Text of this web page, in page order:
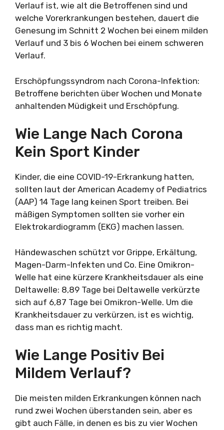
Verlauf ist, wie alt die Betroffenen sind und
welche Vorerkrankungen bestehen, dauert die
Genesung im Schnitt 2 Wochen bei einem milden
Verlauf und 3 bis 6 Wochen bei einem schweren
Verlauf.
Erschöpfungssyndrom nach Corona-Infektion:
Betroffene berichten über Wochen und Monate
anhaltenden Müdigkeit und Erschöpfung.
Wie Lange Nach Corona
Kein Sport Kinder
Kinder, die eine COVID-19-Erkrankung hatten,
sollten laut der American Academy of Pediatrics
(AAP) 14 Tage lang keinen Sport treiben. Bei
mäßigen Symptomen sollten sie vorher ein
Elektrokardiogramm (EKG) machen lassen.
Händewaschen schützt vor Grippe, Erkältung,
Magen-Darm-Infekten und Co. Eine Omikron-
Welle hat eine kürzere Krankheitsdauer als eine
Deltawelle: 8,89 Tage bei Deltawelle verkürzte
sich auf 6,87 Tage bei Omikron-Welle. Um die
Krankheitsdauer zu verkürzen, ist es wichtig,
dass man es richtig macht.
Wie Lange Positiv Bei
Mildem Verlauf?
Die meisten milden Erkrankungen können nach
rund zwei Wochen überstanden sein, aber es
gibt auch Fälle, in denen es bis zu vier Wochen